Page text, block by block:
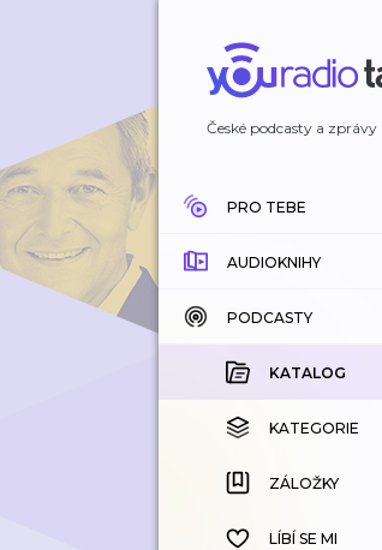
České podcasty a zprávy
PRO TEBE
AUDIOKNIHY
KATALOG
KOUPENÉ
KATEGORIE
ZÁLOŽKY
HISTORIE
PODCASTY
KATALOG
KATEGORIE
ZÁLOŽKY
LÍBÍ SE MI